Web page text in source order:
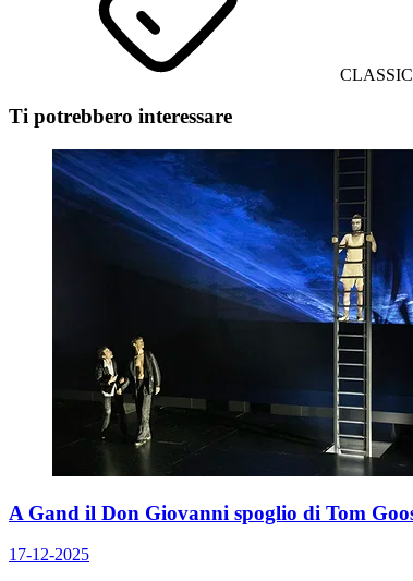
Ti potrebbero interessare
A Gand il Don Giovanni spoglio di Tom
17-12-2025